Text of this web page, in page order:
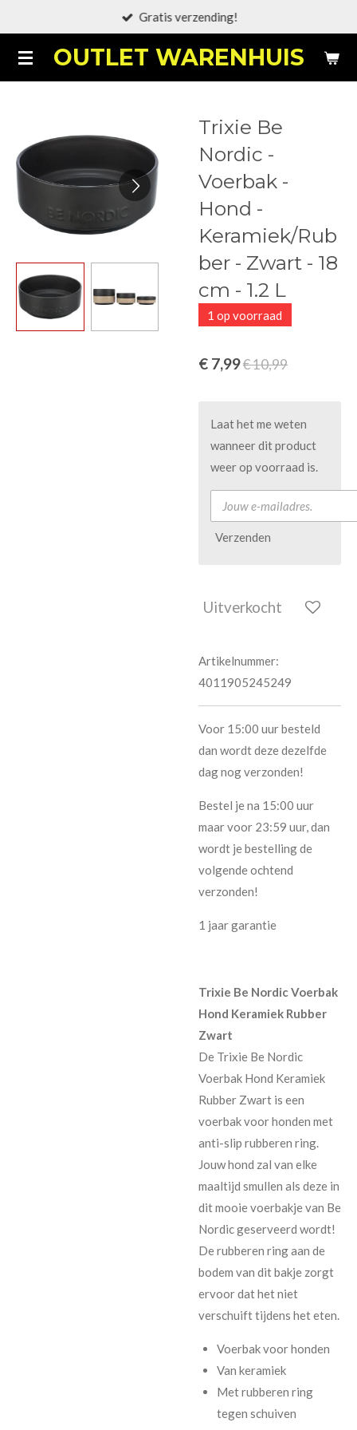
naar
de
OUTLET WARENHUIS
Gratis verzending!
Trixie Be
Nordic -
Voerbak -
Hond -
Keramiek/Rub
ber - Zwart - 18
cm - 1.2 L
1 op voorraad
€ 7,99€ 10,99
Laat het me weten
wanneer dit product
weer op voorraad is.
Verzenden
Uitverkocht
Artikelnummer:
4011905245249
Voor 15:00 uur besteld
dan wordt deze dezelfde
dag nog verzonden!
Bestel je na 15:00 uur
maar voor 23:59 uur, dan
wordt je bestelling de
volgende ochtend
verzonden!
1 jaar garantie
Trixie Be Nordic Voerbak
Hond Keramiek Rubber
Zwart
De Trixie Be Nordic
Voerbak Hond Keramiek
Rubber Zwart is een
voerbak voor honden met
anti-slip rubberen ring.
Jouw hond zal van elke
maaltijd smullen als deze in
dit mooie voerbakje van Be
Nordic geserveerd wordt!
De rubberen ring aan de
bodem van dit bakje zorgt
ervoor dat het niet
verschuift tijdens het eten.
Voerbak voor honden
Van keramiek
Met rubberen ring
tegen schuiven